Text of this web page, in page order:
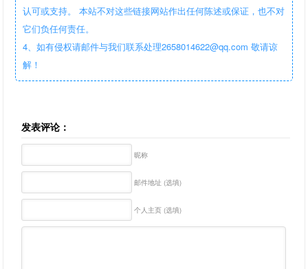
认可或支持。 本站不对这些链接网站作出任何陈述或保证，也不对
它们负任何责任。
4、如有侵权请邮件与我们联系处理2658014622@qq.com 敬请谅
解！
发表评论：
昵称
邮件地址 (选填)
个人主页 (选填)